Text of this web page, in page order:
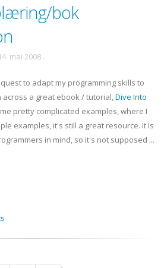
bok
mai 2008 .
to adapt my programming skills to
across a great ebook/ tutorial,Dive Into
pretty complicated examples, where I
examples, it's still a great resource. It is
in mind, so it's not supposed ...